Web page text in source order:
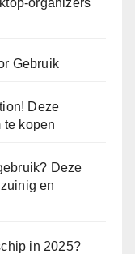
organizers
Gebruik
Deze
te kopen
Deze
en
in 2025?